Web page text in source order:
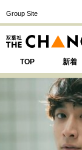
Group Site
TOP 新着
注目の